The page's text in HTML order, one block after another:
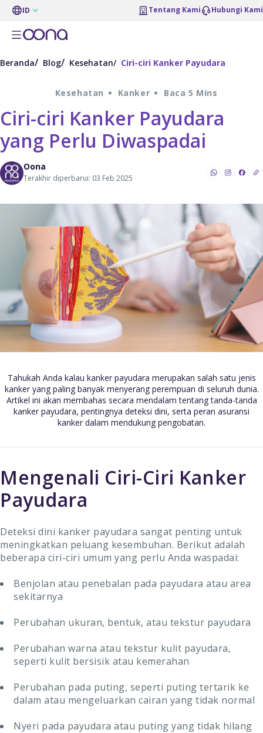
ID Tentang Kami Hubungi Kami
Beranda Blog Kesehatan Ciri-ciri Kanker Payudara
Kesehatan Kanker Baca 5 Mins
Ciri-ciri Kanker Payudara
yang Perlu Diwaspadai
Oona
Terakhir diperbarui: 03 Feb 2025
Tahukah Anda kalau kanker payudara merupakan salah satu jenis
kanker yang paling banyak menyerang perempuan di seluruh dunia.
Artikel ini akan membahas secara mendalam tentang tanda-tanda
kanker payudara, pentingnya deteksi dini, serta peran asuransi
kanker dalam mendukung pengobatan.
Mengenali Ciri-Ciri Kanker
Payudara
Deteksi dini kanker payudara sangat penting untuk
meningkatkan peluang kesembuhan. Berikut adalah
beberapa ciri-ciri umum yang perlu Anda waspadai:
Benjolan atau penebalan pada payudara atau area
sekitarnya
Perubahan ukuran, bentuk, atau tekstur payudara
Perubahan warna atau tekstur kulit payudara,
seperti kulit bersisik atau kemerahan
Perubahan pada puting, seperti puting tertarik ke
dalam atau mengeluarkan cairan yang tidak normal
Nyeri pada payudara atau puting yang tidak hilang